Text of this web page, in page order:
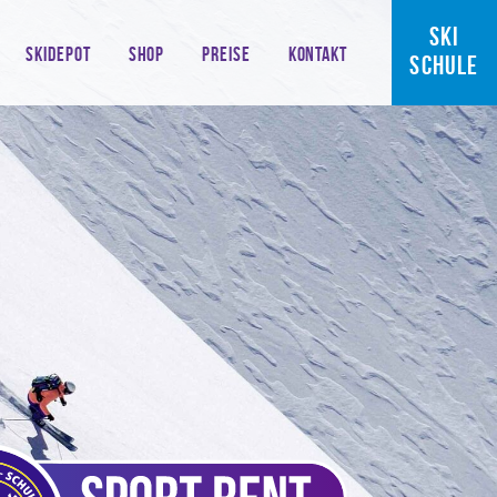
SKI
SCHULE
SKIDEPOT SHOP PREISE KONTAKT